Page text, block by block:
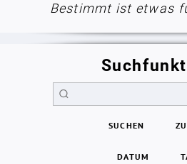
Bestimmt ist etwas
SUCHEN
DATUM